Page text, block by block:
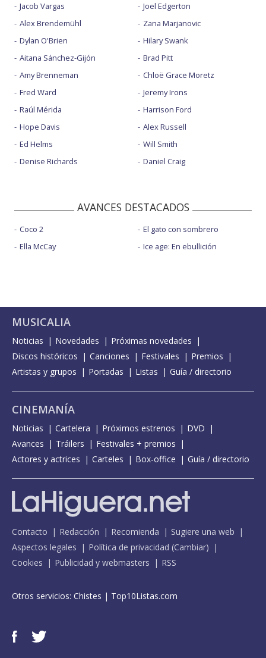
Jacob Vargas
Alex Brendemühl
Dylan O'Brien
Aitana Sánchez-Gijón
Amy Brenneman
Fred Ward
Raúl Mérida
Hope Davis
Ed Helms
Denise Richards
Joel Edgerton
Zana Marjanovic
Hilary Swank
Brad Pitt
Chloë Grace Moretz
Jeremy Irons
Harrison Ford
Alex Russell
Will Smith
Daniel Craig
AVANCES DESTACADOS
Coco 2
Ella McCay
El gato con sombrero
Ice age: En ebullición
MUSICALIA
Noticias Novedades
Próximas novedades
Discos históricos
Canciones Festivales
Premios
Artistas y grupos
Portadas Listas Guía / directorio
CINEMANÍA
Noticias Cartelera Próximos estrenos
DVD
Avances
Tráilers
Festivales + premios
Actores y actrices
Carteles Box-office Guía / directorio
Contacto Redacción Recomienda
Sugiere una web
Aspectos legales
Política de privacidad (Cambiar)
Cookies
Publicidad y webmasters RSS
Otros servicios: Chistes | Top10Listas.com